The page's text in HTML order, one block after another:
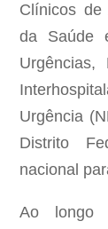
Clínicos de
da Saúde
Urgências,
Urgência
Distrito
nacional
Ao longo